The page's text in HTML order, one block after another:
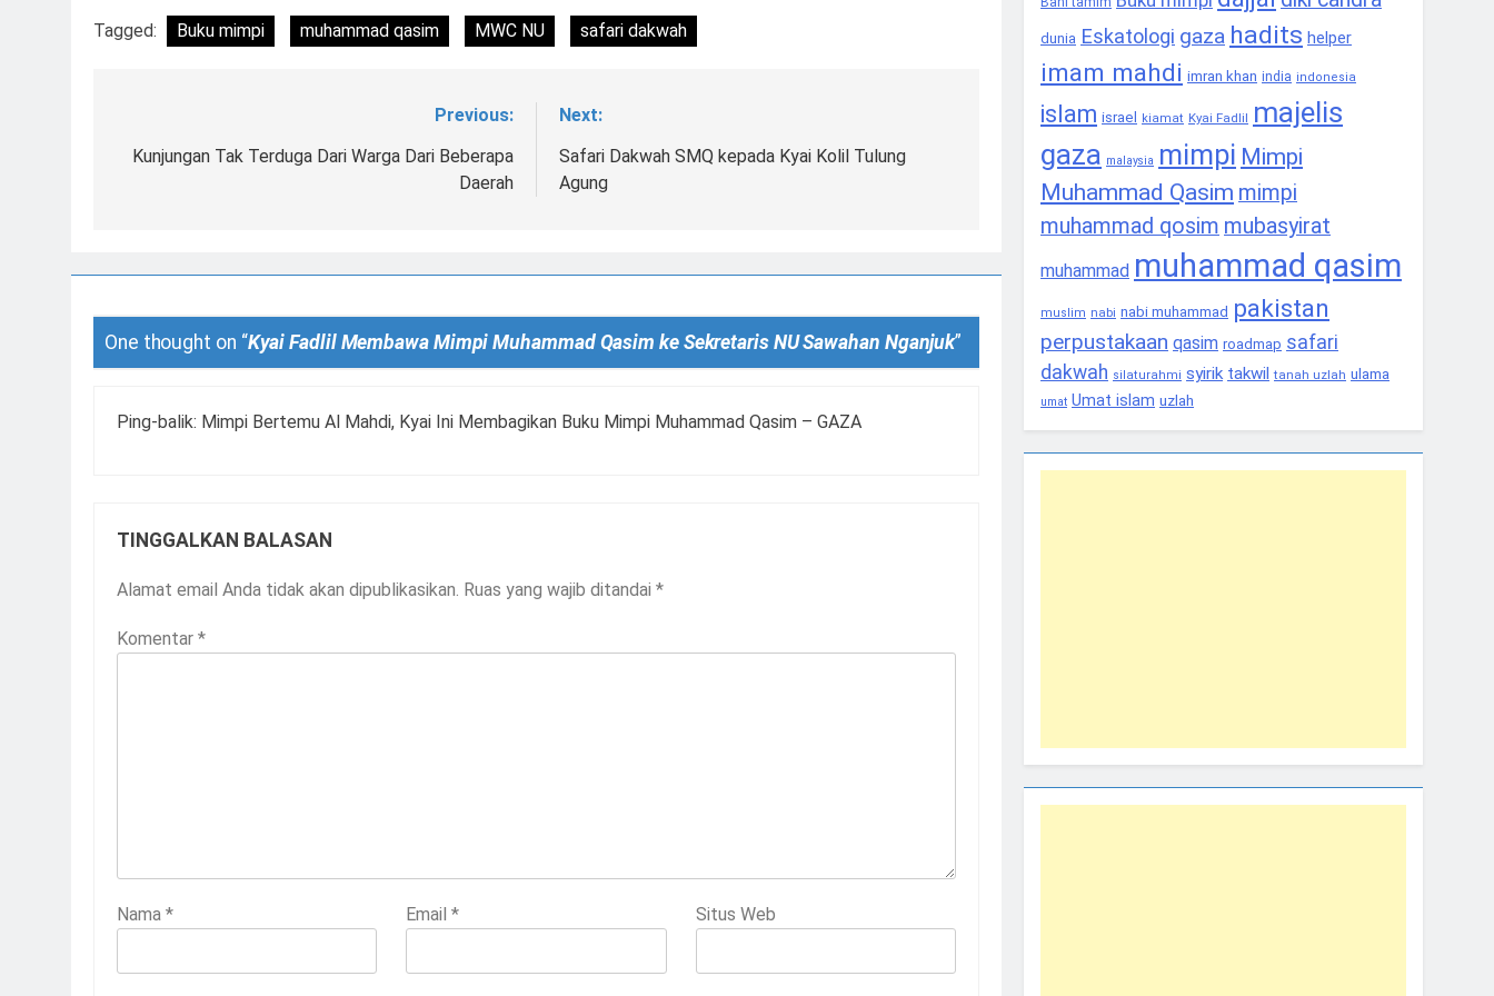
Tagged: Buku mimpi muhammad qasim MWC NU safari dakwah
pos
Previous:
Kunjungan Tak Terduga Dari Warga Dari Beberapa
Daerah
Next:
Safari Dakwah SMQ kepada Kyai Kolil Tulung
Agung
One thought on “Kyai Fadlil Membawa Mimpi Muhammad Qasim ke Sekretaris NU Sawahan Nganjuk”
Ping-balik: Mimpi Bertemu Al Mahdi, Kyai Ini Membagikan Buku Mimpi Muhammad Qasim – GAZA
TINGGALKAN BALASAN
Alamat email Anda tidak akan dipublikasikan. Ruas yang wajib ditandai *
Komentar *
Nama * Email* Situs Web
dunia Eskatologi gaza hadits helper
imam mahdi imran khan india indonesia
islam israel kiamat Kyai Fadlil majelis
gaza malaysia mimpi Mimpi
Muhammad Qasim mimpi
muhammad qosim mubasyirat
muhammad muhammad qasim
muslim nabi nabi muhammad pakistan
perpustakaan qasim roadmap safari
dakwah silaturahmi syirik takwil tanah uzlah ulama
umat Umat islam uzlah